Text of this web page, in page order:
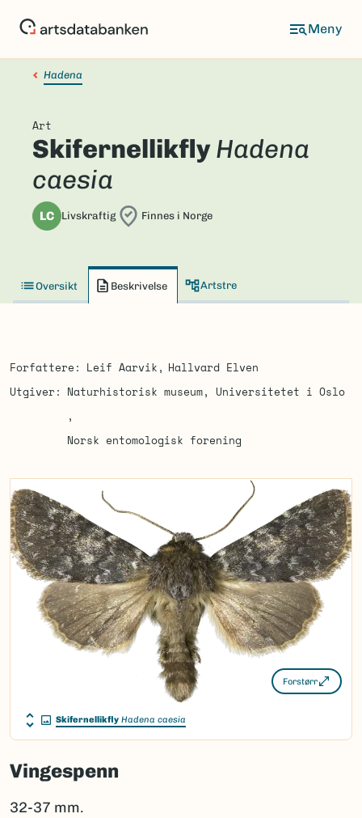
Hadena
Art
SkifernellikflyHadena
caesia
LC Livskraftig Finnes i Norge
Oversikt Beskrivelse Artstre
Forfattere Leif Aarvik
Hallvard Elven
Utgiver
Naturhistorisk museum, Universitetet i Oslo
Norsk entomologisk forening
Forstørr
Skifernellikfly Hadena caesia
Vingespenn
32-37 mm.